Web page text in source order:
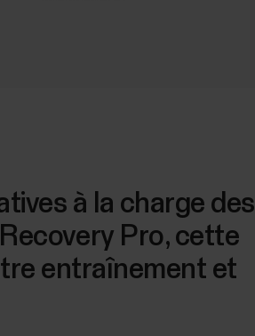
à la charge des
Pro, cette
entraînement et